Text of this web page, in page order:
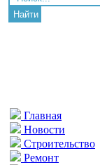
Найти
Главная
Новости
Строительство
Ремонт